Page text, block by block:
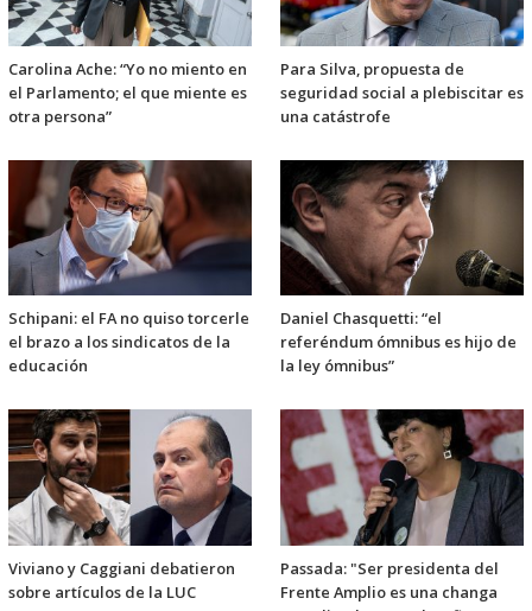
Carolina Ache: “Yo no miento en
el Parlamento; el que miente es
otra persona”
Para Silva, propuesta de
seguridad social a plebiscitar es
una catástrofe
Schipani: el FA no quiso torcerle
el brazo a los sindicatos de la
educación
Daniel Chasquetti: “el
referéndum ómnibus es hijo de
la ley ómnibus”
Viviano y Caggiani debatieron
sobre artículos de la LUC
Passada: "Ser presidenta del
Frente Amplio es una changa